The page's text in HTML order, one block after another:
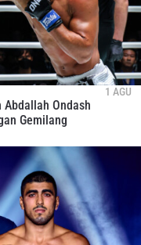
1 AGU
Abdallah Ondash
Gemilang